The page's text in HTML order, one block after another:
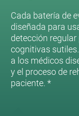
Cada batería de
diseñada para
detección
cognitivas
a los médicos
y el proceso de
paciente. *